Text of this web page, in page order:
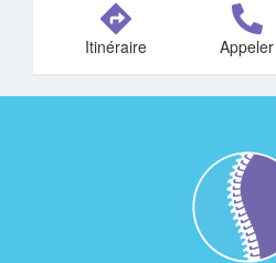
Itinéraire Appeler